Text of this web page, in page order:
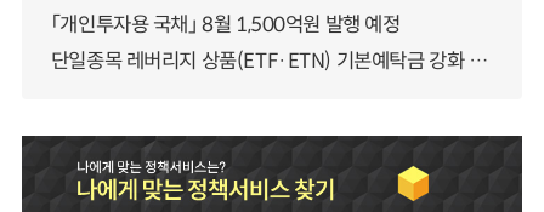
「개인투자용 국채」 8월 1,500억원 발행 예정
단일종목 레버리지 상품(ETF·ETN) 기본예탁금 강화 조기시행 방안 안내